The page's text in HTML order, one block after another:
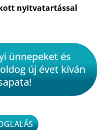
nyitvatartással
ünnepeket és
új évet kíván